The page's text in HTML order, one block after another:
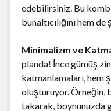
edebilirsiniz. Bu
bunaltıcılığını hem de
Minimalizm ve
planda! İnce gümüş
katmanlamaları, hem
oluşturuyor. Örneğin,
takarak, boynunuzda